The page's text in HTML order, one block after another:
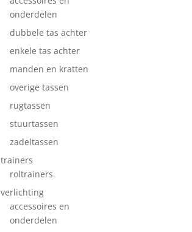
onderdelen
dubbele tas achter
enkele tas achter
manden en kratten
overige tassen
rugtassen
stuurtassen
zadeltassen
trainers
roltrainers
verlichting
accessoires en
onderdelen